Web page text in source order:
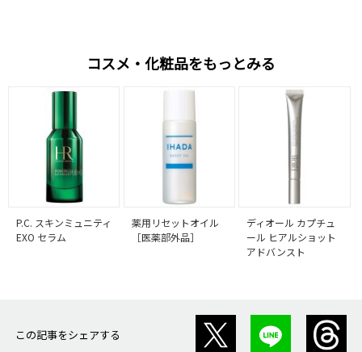
コスメ・化粧品をもっとみる
P.C. スキンミュニティ
EXO セラム
薬用リセットオイル
［医薬部外品］
ディオール カプチュ
ール ヒアルショット
アドバンスト
この記事をシェアする